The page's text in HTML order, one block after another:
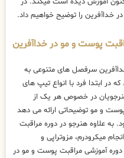
خداآفرین را توضیح خواهیم داد.
پوست و مو در خداآفرین
سرفصل های متنوعی به
در ابتدا فرد با انواع تیپ های
در خصوص هر یک از
و مو توضیحاتی ارائه می دهد
به علاوه هنرجو در دوره مراقبت
میکرودرم، مزوتراپی و
آموزشی مراقبت پوست و مو در